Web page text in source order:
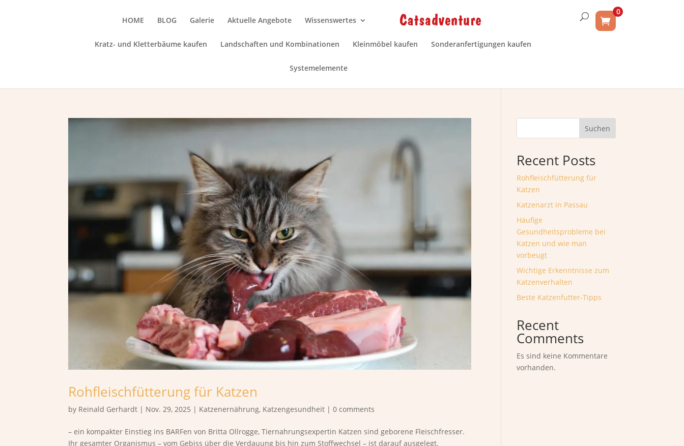
HOME BLOG Galerie Aktuelle Angebote Wissenswertes
Kratz- und Kletterbäume kaufen Landschaften und Kombinationen Kleinmöbel kaufen Sonderanfertigungen kaufen
Systemelemente
0
Rohfleischfütterung für Katzen
by Reinald Gerhardt | Nov. 29, 2025 | Katzenernährung, Katzengesundheit |0 comments
– ein kompakter Einstieg ins BARFen von Britta Ollrogge, Tiernahrungsexpertin Katzen sind geborene Fleischfresser.
Ihr gesamter Organismus – vom Gebiss über die Verdauung bis hin zum Stoffwechsel – ist darauf ausgelegt,
Suchen
Recent Posts
Rohfleischfütterung für
Katzen
Katzenarzt in Passau
Häufige
Gesundheitsprobleme bei
Katzen und wie man
vorbeugt
Wichtige Erkenntnisse zum
Katzenverhalten
Beste Katzenfutter-Tipps
Recent
Comments
Es sind keine Kommentare
vorhanden.